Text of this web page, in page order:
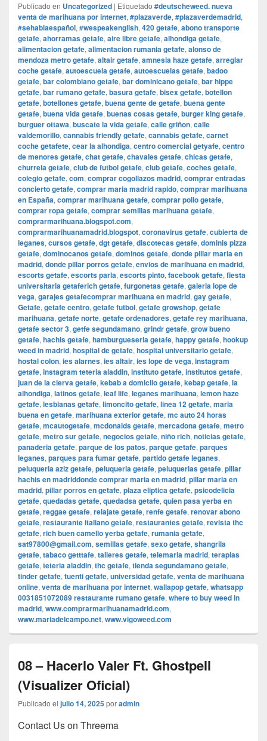
Publicado en Uncategorized | Etiquetado #deutscheweed. nueva
venta de marihuana por internet, #plazaverde, #plazaverdemadrid,
#sehablaespañol, #wespeakenglish, 420 getafe, abono transporte
getafe, ahorramas getafe, aire libre getafe, alhondiga getafe,
alimentacion getafe, alimentacion rumania getafe, alonso de
mendoza metro getafe, altair getafe, amnesia haze getafe, arreglar
coche getafe, autoescuela getafe, autoescuelas getafe, badoo
getafe, bar colombiano getafe, bar dominicano getafe, bar hippe
getafe, bar rumano getafe, basura getafe, bisex getafe, botellon
getafe, botellones getafe, buena gente de getafe, buena gente
getafe, buena vida getafe, buenas cosas getafe, burger king getafe,
burguer ottawa, buscate la vida getafe, calle griñon, calle
valdemorillo, cannabis friendly getafe, cannabis getafe, carnet
coche getafete, cear la alhondiga, centro comercial getyafe, centro
de menores getafe, chat getafe, chavales getafe, chicas getafe,
churreia getafe, club de futbol getafe, club getafe, coches getafe,
colegio getafe, com, comprar cogollazos madrid, comprar entradas
concierto getafe, comprar maria madrid rapido, comprar marihuana
en España, comprar marihuana getafe, comprar pollo getafe,
comprar ropa getafe, comprar semillas marihuana getafe,
comprarmarihuana.blogspot.com,
comprarmarihuanamadrid.blogspot, coronavirus getafe, cubierta de
leganes, cursos getafe, dgt getafe, discotecas getafe, dominis pizza
getafe, dominocanos getafe, dominos getafe, donde pillar maria en
madrid, donde pillar porros getafe, envios de marihuana en madrid,
escorts getafe, escorts parla, escorts pinto, facebook getafe, fiesta
universitaria getaferich getafe, furgonetas getafe, galeria lope de
vega, garajes getafecomprar marihuana en madrid, gay getafe,
Getafe, getafe centro, getafe futbol, getafe growshop, getafe
marihuana, getafe norte, getafe ordenadores, getafe rey marihuana,
getafe sector 3, getfe segundamano, grindr getafe, grow bueno
getafe, hachis getafe, hamburgueseria getafe, happy getafe, hookup
weed in madrid, hospital de getafe, hospital universitario getafe,
hostal colon, ies alarnes, ies altair, ies lope de vega, instagram
getafe, instagram teteria aladdin, instituto getafe, institutos getafe,
juan de la cierva getafe, kebab a domiclio getafe, kebap getafe, la
alhondiga, latinos getafe, leaf life, leganes marihuana, lemon haze
getafe, lesbianas getafe, limoncito getafe, linea 12 getafe, maria
buena en getafe, marihuana exterior getafe, mc auto 24 horas
getafe, mcautogetafe, mcdonalds getafe, mercadona getafe, metro
getafe, metro sur getafe, negocios getafe, niño rich, noticias getafe,
panaderia getafe, parque de los patos, parque getafe, parques
leganes, parques para fumar getafe, partido getafe leganes,
peluqueria aziz getafe, peluqueria getafe, peluquerias getafe, pillar
hachis en madriddonde comprar maria en madrid, pillar maria en
madrid, pillar porros en getafe, plaza eliptica getafe, psicodelicia
getafe, quedadas getafe, quedadsa getafe, quien pasa yerba en
getafe, reggae getafe, relajate getafe, renfe getafe, renovar abono
getafe, restaurante italiano getafe, restaurantes getafe, revista thc
getafe, rich buen camello yerba getafe, rumania getafe,
sat97800@gmail.com, semillas getafe, sexo getafe, shangrila
getafe, tabaco getttafe, talleres getafe, telemaria madrid, terapias
getafe, teteria aladdin, thc getafe, tienda segundamano getafe,
tinder getafe, tuenti getafe, universidad getafe, venta de marihuana
online, venta de marihuana por internet, wallapop getafe, whatsapp
0031851072089 restaurante rumano getafe, where to buy weed in
madrid, www.comprarmarihuanamadrid.com,
www.mariadelcampo.net, www.vigoweed.com
08 – Hacerlo Valer Ft. Ghostpell
(Visualizer Oficial)
Publicado el julio 14, 2025poradmin
Contact Us on Threema